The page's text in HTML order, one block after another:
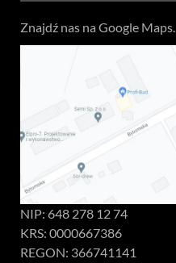
Znajdź nas na Google Maps.
NIP: 648 278 12 74
KRS: 0000667386
REGON: 366741141